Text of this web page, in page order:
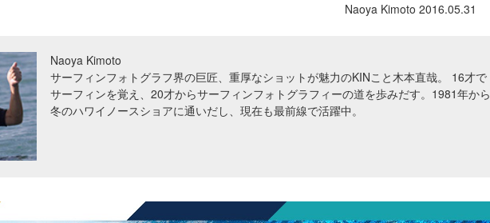
Naoya Kimoto 2016.05.31
Naoya Kimoto
サーフィンフォトグラフ界の巨匠、重厚なショットが魅力のKINこと木本直哉。 16才で
サーフィンを覚え、20才からサーフィンフォトグラフィーの道を歩みだす。1981年から
冬のハワイノースショアに通いだし、現在も最前線で活躍中。